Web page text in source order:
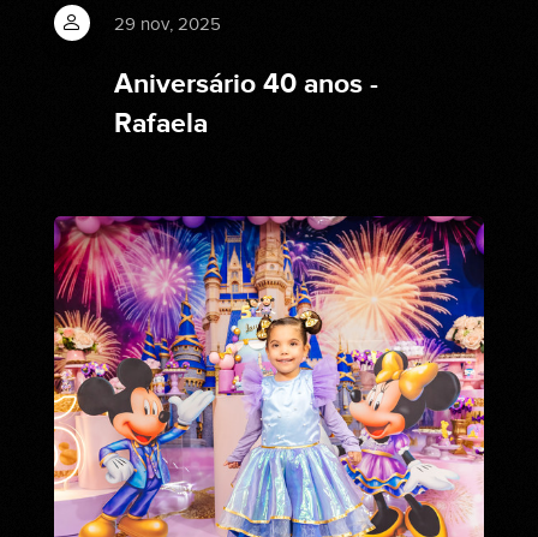
29 nov, 2025
Aniversário 40 anos -
Rafaela